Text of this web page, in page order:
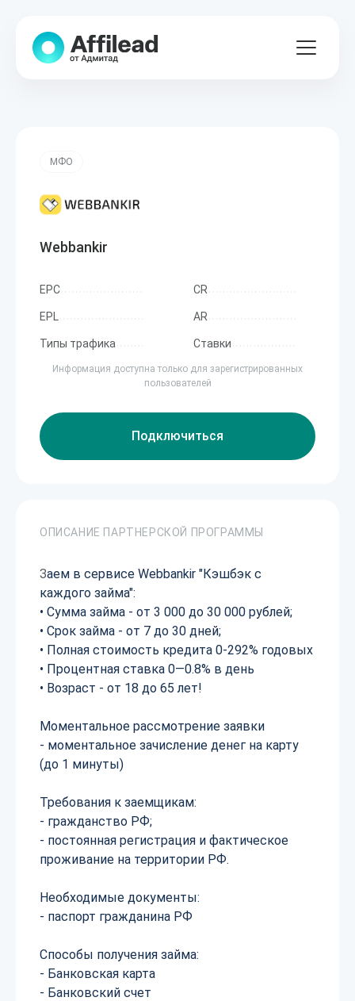
МФО
Webbankir
EPC CR
EPL AR
Типы трафика Ставки
Информация доступна только для зарегистрированных
пользователей
Подключиться
ОПИСАНИЕ ПАРТНЕРСКОЙ ПРОГРАММЫ
Заем в сервисе Webbankir "Кэшбэк с
каждого займа":
• Сумма займа - от 3 000 до 30 000 рублей;
• Срок займа - от 7 до 30 дней;
• Полная стоимость кредита 0-292% годовых
• Процентная ставка 0—0.8% в день
• Возраст - от 18 до 65 лет!
Моментальное рассмотрение заявки
- моментальное зачисление денег на карту
(до 1 минуты​)
Требования к заемщикам:
- гражданство РФ;
- постоянная регистрация и фактическое
проживание на территории РФ.
Необходимые документы:
- паспорт гражданина РФ
Способы получения займа:
- Банковская карта
- Банковский счет